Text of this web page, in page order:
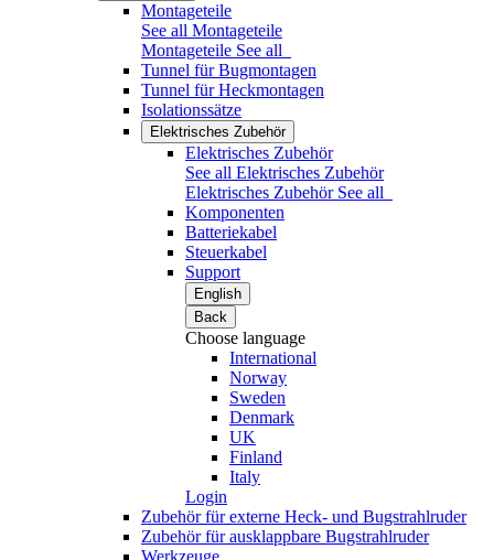
Montageteile
See all Montageteile
Montageteile See all
Tunnel für Bugmontagen
Tunnel für Heckmontagen
Isolationssätze
Elektrisches Zubehör
Elektrisches Zubehör
See all Elektrisches Zubehör
Elektrisches Zubehör See all
Komponenten
Batteriekabel
Steuerkabel
Support
English
Back
Choose language
International
Norway
Sweden
Denmark
UK
Finland
Italy
Login
Zubehör für externe Heck- und Bugstrahlruder
Zubehör für ausklappbare Bugstrahlruder
Werkzeuge